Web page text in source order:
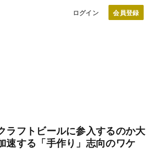
ログイン
ラフトビールに参入するのか大
速する「手作り」志向のワケ